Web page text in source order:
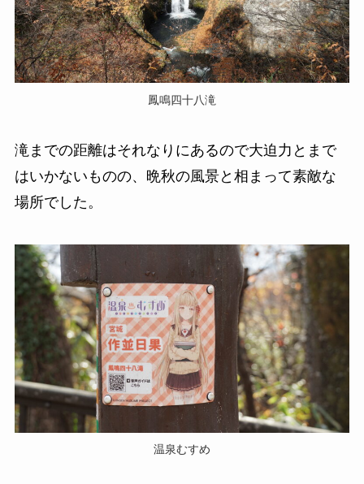
鳳鳴四十八滝
滝までの距離はそれなりにあるので大迫力とまで
はいかないものの、晩秋の風景と相まって素敵な
場所でした。
温泉むすめ